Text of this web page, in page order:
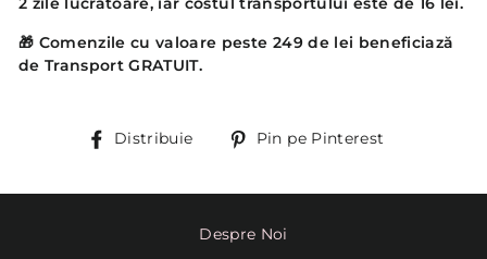
2 zile lucrătoare, iar costul transportului este de 16 lei.
🎁 Comenzile cu valoare peste 249 de lei beneficiază
de Transport GRATUIT.
Distribuie DistribuiePin pe Pinterest
Despre Noi